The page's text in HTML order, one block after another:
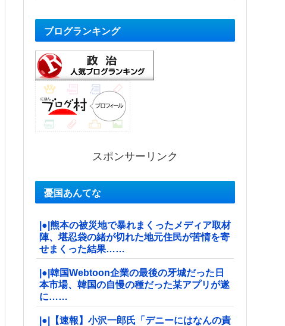
ブログランキング
スポンサーリンク
憂国あんてな
|●|熊本の被災地で暴れまくったメディア取材
陣、堪忍袋の緒が切れた地元住民が苦情を寄
せまくった結果……
|●|韓国Webtoon企業の最後の牙城だった日
本市場、韓国の自慢の種だった某アプリが遂
に……
|●|【速報】小沢一郎氏「デニーにはなんの責